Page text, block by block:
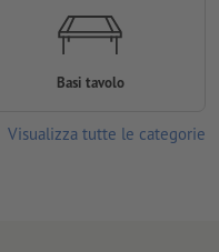
Basi tavolo
Visualizza tutte le categorie